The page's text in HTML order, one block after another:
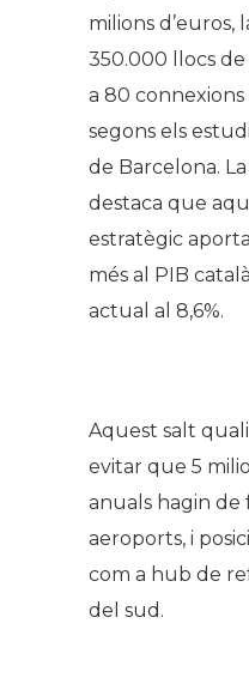
milions d’euros,
350.000 llocs
a 80
segons els
de Barcelona.
destaca que
estratègic
més al PIB
actual al 8,6%.
Aquest salt
evitar que 5
anuals hagin de
aeroports, i
com a hub de
del sud.